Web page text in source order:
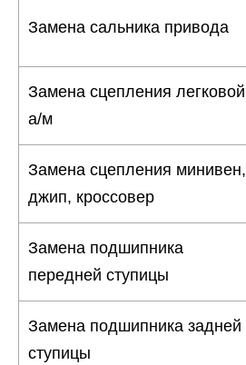
Замена сальника привода
Замена сцепления легковой
а/м
Замена сцепления минивен,
джип, кроссовер
Замена подшипника
передней ступицы
Замена подшипника задней
ступицы